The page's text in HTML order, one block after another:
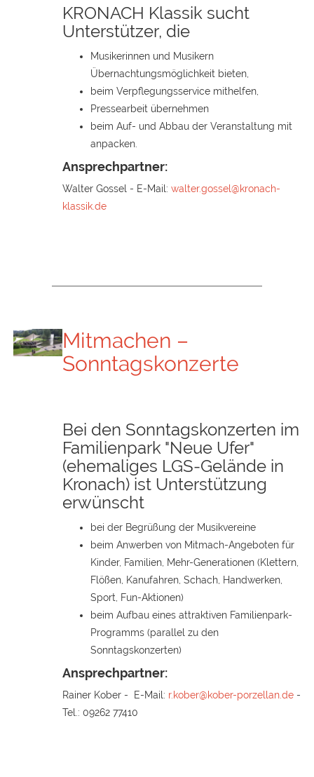
KRONACH Klassik sucht
Unterstützer, die
Musikerinnen und Musikern
Übernachtungsmöglichkeit bieten,
beim Verpflegungsservice mithelfen,
Pressearbeit übernehmen
beim Auf- und Abbau der Veranstaltung mit
anpacken.
Ansprechpartner:
Walter Gossel - E-Mail: walter.gossel@kronach-
klassik.de
Mitmachen –
Sonntagskonzerte
Bei den Sonntagskonzerten im
Familienpark "Neue Ufer"
(ehemaliges LGS-Gelände in
Kronach) ist Unterstützung
erwünscht
bei der Begrüßung der Musikvereine
beim Anwerben von Mitmach-Angeboten für
Kinder, Familien, Mehr-Generationen (Klettern,
Flößen, Kanufahren, Schach, Handwerken,
Sport, Fun-Aktionen)
beim Aufbau eines attraktiven Familienpark-
Programms (parallel zu den
Sonntagskonzerten)
Ansprechpartner:
Rainer Kober - E-Mail: r.kober@kober-porzellan.de-
Tel.: 09262 77410